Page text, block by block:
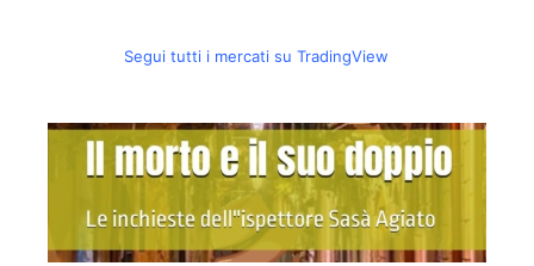
Segui tutti i mercati su TradingView